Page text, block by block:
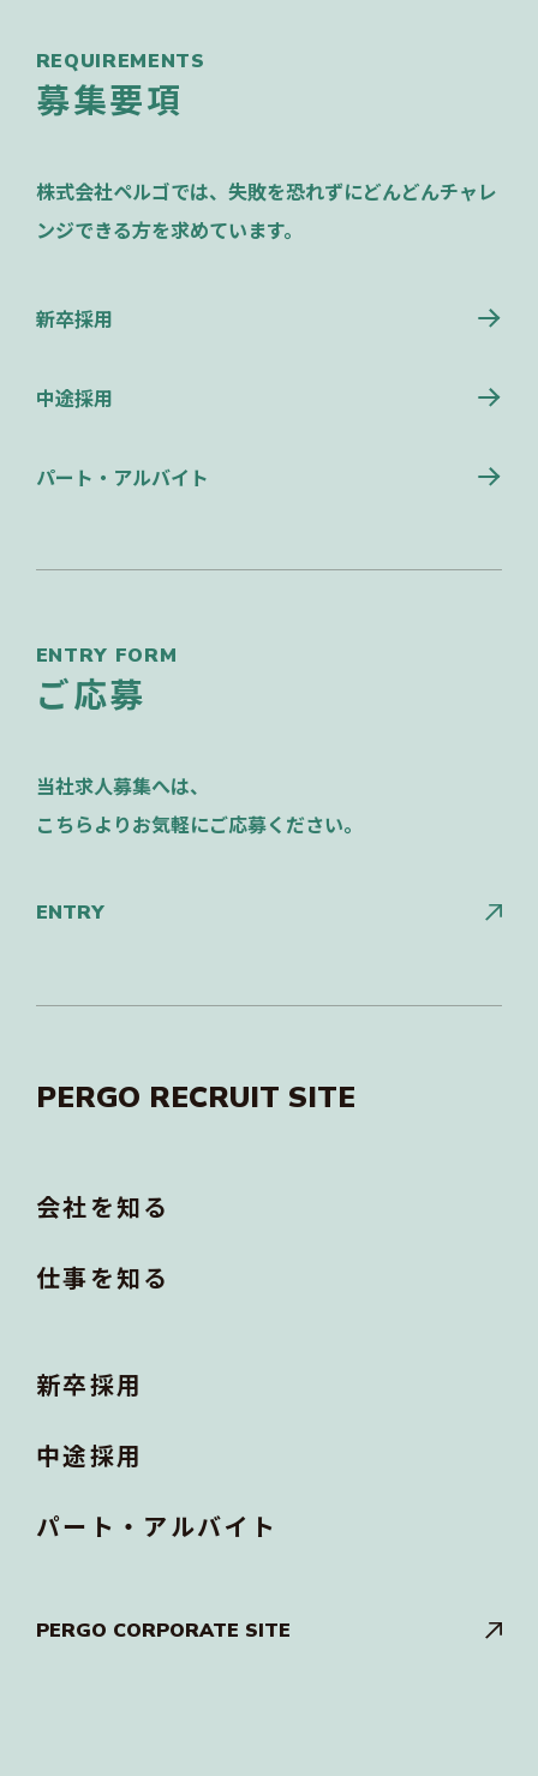
REQUIREMENTS
募集要項
株式会社ペルゴでは、失敗を恐れずにどんどんチャレ
ンジできる方を求めています。
新卒採用
中途採用
パート・アルバイト
ENTRY FORM
ご応募
当社求人募集へは、
こちらよりお気軽にご応募ください。
ENTRY
PERGO RECRUIT SITE
会社を知る
仕事を知る
新卒採用
中途採用
パート・アルバイト
PERGO CORPORATE SITE